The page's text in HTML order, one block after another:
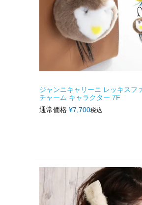
ジャンニキャリーニ レッキスフ
チャーム キャラクター 7F
通常価格 ¥7,700税込